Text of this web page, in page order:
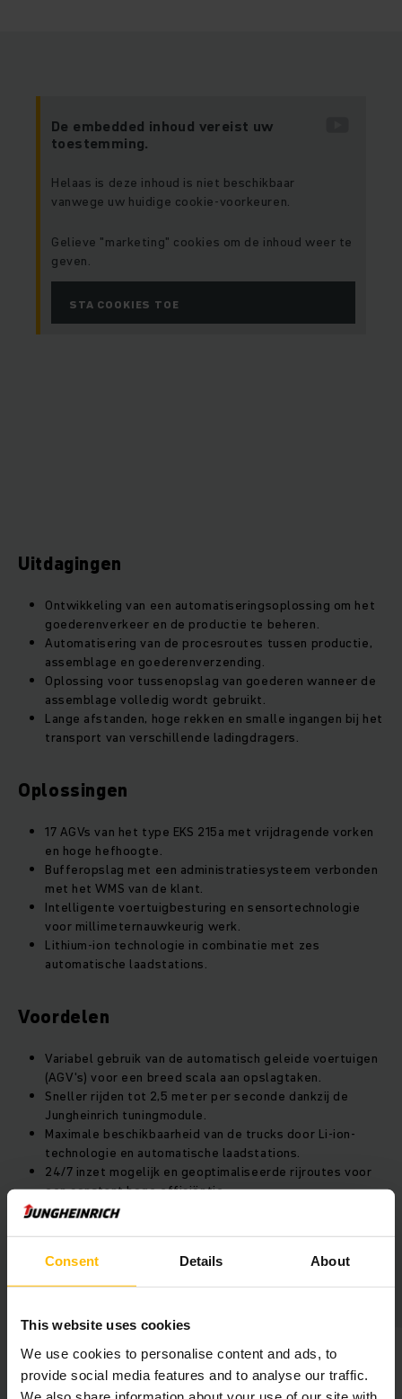
Consent Details About
This website uses cookies
We use cookies to personalise content and ads, to
provide social media features and to analyse our traffic.
De embedded inhoud vereist uw
toestemming.
Helaas is deze inhoud is niet beschikbaar
vanwege uw huidige cookie-voorkeuren.
Gelieve "marketing" cookies om de inhoud weer te
geven.
STA COOKIES TOE
Uitdagingen
Ontwikkeling van een automatiseringsoplossing om het
goederenverkeer en de productie te beheren.
Automatisering van de procesroutes tussen productie,
assemblage en goederenverzending.
Oplossing voor tussenopslag van goederen wanneer de
assemblage volledig wordt gebruikt.
Lange afstanden, hoge rekken en smalle ingangen bij het
transport van verschillende ladingdragers.
Oplossingen
17 AGVs van het type EKS 215a met vrijdragende vorken
en hoge hefhoogte.
Bufferopslag met een administratiesysteem verbonden
met het WMS van de klant.
Intelligente voertuigbesturing en sensortechnologie
voor millimeternauwkeurig werk.
Lithium-ion technologie in combinatie met zes
automatische laadstations.
Voordelen
Variabel gebruik van de automatisch geleide voertuigen
(AGV's) voor een breed scala aan opslagtaken.
Sneller rijden tot 2,5 meter per seconde dankzij de
Jungheinrich tuningmodule.
Maximale beschikbaarheid van de trucks door Li-ion-
technologie en automatische laadstations.
24/7 inzet mogelijk en geoptimaliseerde rijroutes voor
een constant hoge efficiëntie.
Overzicht project